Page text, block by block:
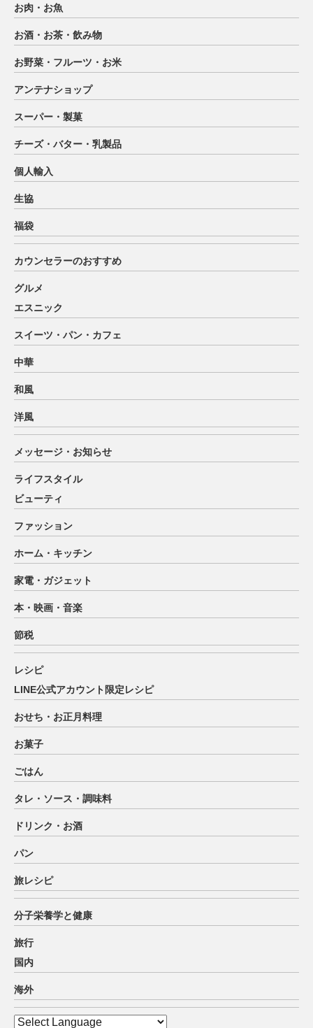
お肉・お魚
お酒・お茶・飲み物
お野菜・フルーツ・お米
アンテナショップ
スーパー・製菓
チーズ・バター・乳製品
個人輸入
生協
福袋
カウンセラーのおすすめ
グルメ
エスニック
スイーツ・パン・カフェ
中華
和風
洋風
メッセージ・お知らせ
ライフスタイル
ビューティ
ファッション
ホーム・キッチン
家電・ガジェット
本・映画・音楽
節税
レシピ
LINE公式アカウント限定レシピ
おせち・お正月料理
お菓子
ごはん
タレ・ソース・調味料
ドリンク・お酒
パン
旅レシピ
分子栄養学と健康
旅行
国内
海外